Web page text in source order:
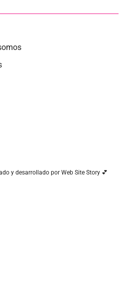
y desarrollado por Web Site Story 💕